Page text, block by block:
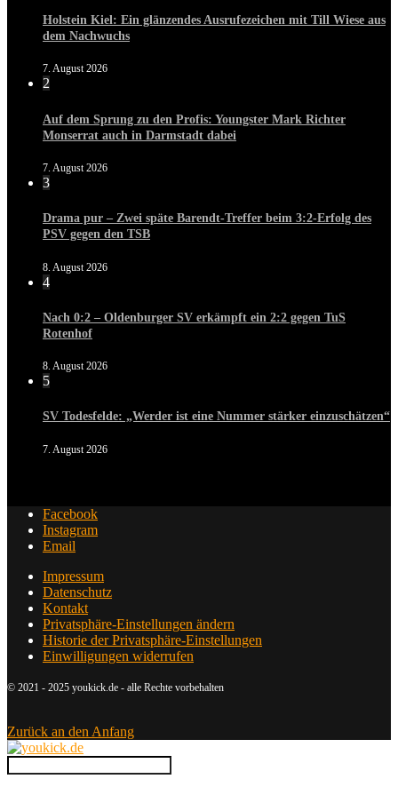
Holstein Kiel: Ein glänzendes Ausrufezeichen mit Till Wiese aus
dem Nachwuchs
7. August 2026
2
Auf dem Sprung zu den Profis: Youngster Mark Richter
Monserrat auch in Darmstadt dabei
7. August 2026
3
Drama pur – Zwei späte Barendt-Treffer beim 3:2-Erfolg des
PSV gegen den TSB
8. August 2026
4
Nach 0:2 – Oldenburger SV erkämpft ein 2:2 gegen TuS
Rotenhof
8. August 2026
5
SV Todesfelde: „Werder ist eine Nummer stärker einzuschätzen“
7. August 2026
Facebook
Instagram
Email
Impressum
Datenschutz
Kontakt
Privatsphäre-Einstellungen ändern
Historie der Privatsphäre-Einstellungen
Einwilligungen widerrufen
© 2021 - 2025 youkick.de - alle Rechte vorbehalten
Zurück an den Anfang